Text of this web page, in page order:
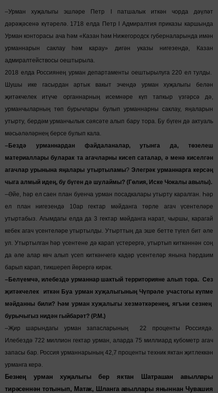
–Урман хуҗалыгы эшләре Петр I патшалык иткән чорда дәүләт
дәрәҗәсенә күтәрелә. 1718 елда Петр I Адмиралтия приказы каршында
Урман конторасы ача һәм «Казан һәм Нижегородск губерналарында имән
урманнарын саклау һәм карау» дигән указы нигезендә, Казан
адмиралтействосы оештырыла.
2018 елда Россиянең урман департаменты оештырылуга 220 ел тулды.
Шушы ике гасырдан артык вакыт эчендә урман хуҗалыгы белән
җитәкчелек итүче органнарның исемнәре күп тапкыр үзгәрсә дә,
урманчыларның төп бурычлары булып урманнарны саклау, яңаларын
утырту, бердәм урманчылык сәясәте алып бару тора. Бу бүген дә актуаль
мәсьәләләрнең берсе булып кала.
–Бездә урманнардан файдаланалар, утынга да, төзелеш
материаллары буларак та агачларны кисеп саталар, ә менә киселгән
агачлар урынына яңалары утыртыламы? Элегрәк урманнарга керсәң
чыга алмый идең, бу бүген дә шулаймы? (Гөлия, Иске Чокалы авылы).
–Әйе, һәр ел саен план буенча урман посадкалары утырту каралган. Һәр
ел план нигезендә 10ар гектар мәйданга төрле агач үсентеләре
утыртабыз. Агымдагы елда да 3 гектар мәйданга нарат, чыршы, карагай
кебек агач үсентеләре утыртылды. Утырттың да эше бетте түгел бит әле
ул. Утыртылган һәр үсентене дә карап үстерергә, утыртып киткәннән соң
да әле алар көч алып үсеп киткәнчегә кадәр үсентеләр янына һәрдаим
барып карап, тикшереп йөрергә кирәк.
–Белүемчә, илебездә урманнар шактый территорияне алып тора. Сез
җитәкчелек иткән Буа урман хуҗалыгының Чүпрәле участогы күпме
мәйданны били? Һәм урман хуҗалыгы хезмәткәренең, ягъни сезнең
бурычыгыз нидән гыйбарәт? (Р.М.)
–Җир шарындагы урман запасларының 22 проценты Россиядә.
Илебездә 722 миллион гектар урман, аларда 75 миллиард кубометр агач
запасы бар. Россия урманнарының 42,7 проценты техник яктан җитлеккән
урманга керә.
Безнең урман хуҗалыгы бер яктан Шатрашан авыллары
тирәсеннән тотынып, Матак, Шланга авыллары яныннан Чувашия